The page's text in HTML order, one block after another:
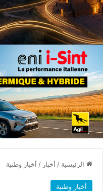
الرئيسية / أخبار / أخبار وطنية
أخبار وطنية